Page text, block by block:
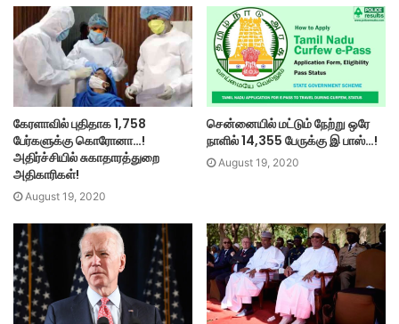
கேரளாவில் புதிதாக 1,758
பேர்களுக்கு கொரோனா…!
அதிர்ச்சியில் சுகாதாரத்துறை
அதிகாரிகள்!
August 19, 2020
சென்னையில் மட்டும் நேற்று ஒரே
நாளில் 14,355 பேருக்கு இ பாஸ்…!
August 19, 2020